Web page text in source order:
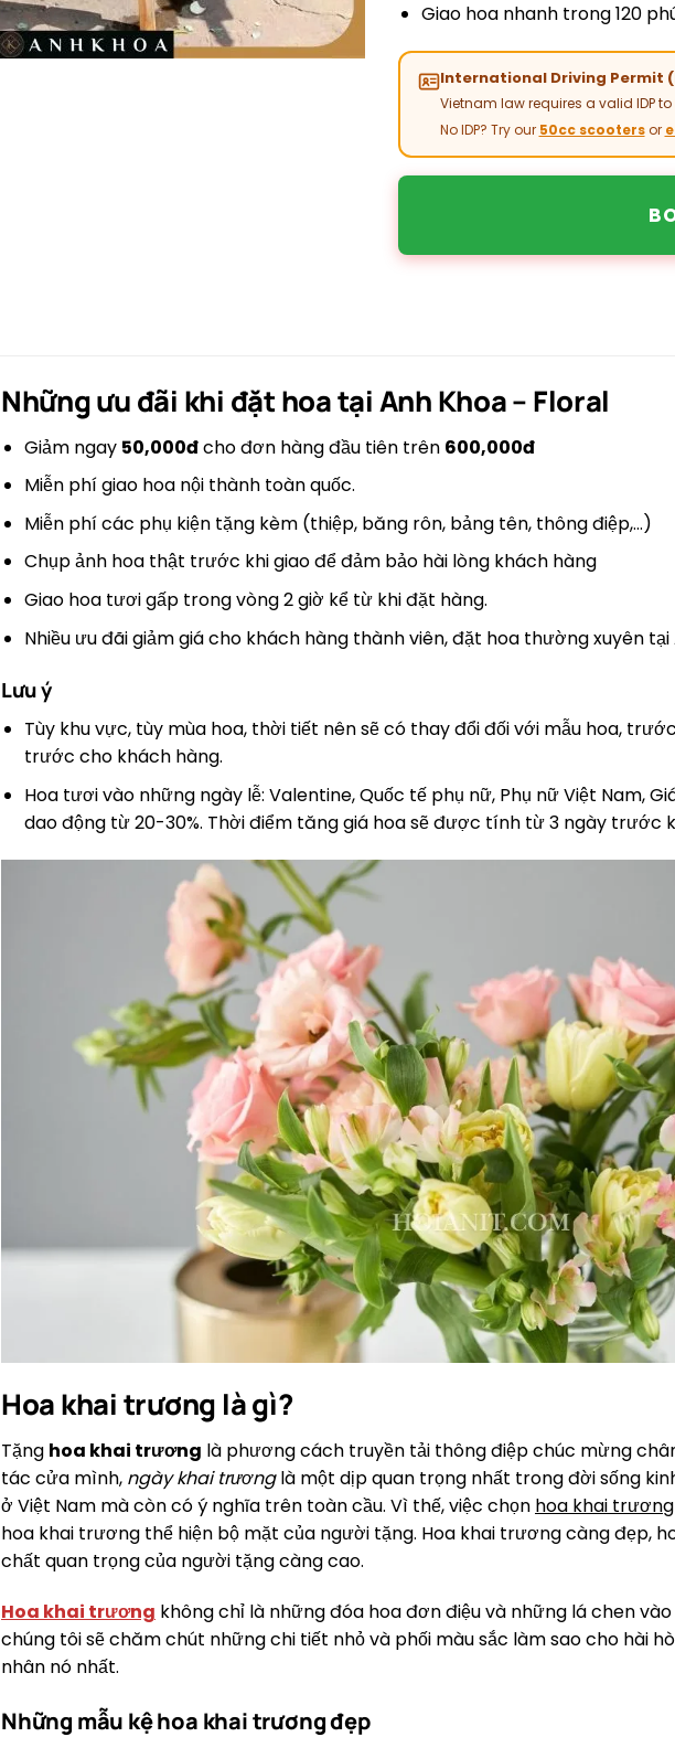
Giao hoa nhanh trong 120
International Driving Permit
Vietnam law requires a valid IDP
No IDP? Try our 50cc scootersor
Những ưu đãi khi đặt hoa tại Anh Khoa – Floral
Giảm ngay 50,000đcho đơn hàng đầu tiên trên 600,000đ
Miễn phí giao hoa nội thành toàn quốc.
Miễn phí các phụ kiện tặng kèm (thiệp, băng rôn, bảng tên, thông điệp,…)
Chụp ảnh hoa thật trước khi giao để đảm bảo hài lòng khách hàng
Giao hoa tươi gấp trong vòng 2 giờ kể từ khi đặt hàng.
Nhiều ưu đãi giảm giá cho khách hàng thành viên, đặt hoa thường xuyên tại
Lưu ý
Tùy khu vực, tùy mùa hoa, thời tiết nên sẽ có thay đổi đối với mẫu hoa,
trước cho khách hàng.
Hoa tươi vào những ngày lễ: Valentine, Quốc tế phụ nữ, Phụ nữ Việt Nam,
dao động từ 20-30%. Thời điểm tăng giá hoa sẽ được tính từ 3 ngày trước
Hoa khai trương là gì?
Tặng hoa khai trương là phương cách truyền tải thông điệp chúc mừng
tác cửa mình, ngày khai trươnglà một dịp quan trọng nhất trong đời sống
ở Việt Nam mà còn có ý nghĩa trên toàn cầu. Vì thế, việc chọn hoa khai trương
hoa khai trương thể hiện bộ mặt của người tặng. Hoa khai trương càng đẹp,
chất quan trọng của người tặng càng cao.
Hoa khai trương không chỉ là những đóa hoa đơn điệu và những lá chen
chúng tôi sẽ chăm chút những chi tiết nhỏ và phối màu sắc làm sao cho hài
nhân nó nhất.
Những mẫu kệ hoa khai trương đẹp